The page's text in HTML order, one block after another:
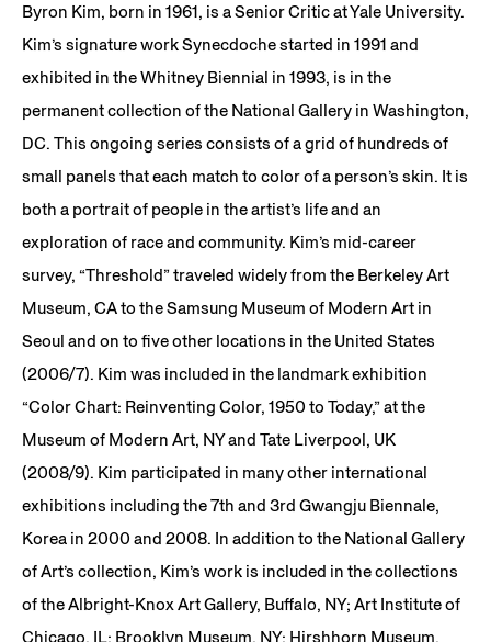
Byron Kim, born in 1961, is a Senior Critic at Yale University.
Kim’s signature work Synecdoche started in 1991 and
exhibited in the Whitney Biennial in 1993, is in the
permanent collection of the National Gallery in Washington,
DC. This ongoing series consists of a grid of hundreds of
small panels that each match to color of a person’s skin. It is
both a portrait of people in the artist’s life and an
exploration of race and community. Kim’s mid-career
survey, “Threshold” traveled widely from the Berkeley Art
Museum, CA to the Samsung Museum of Modern Art in
Seoul and on to five other locations in the United States
(2006/7). Kim was included in the landmark exhibition
“Color Chart: Reinventing Color, 1950 to Today,” at the
Museum of Modern Art, NY and Tate Liverpool, UK
(2008/9). Kim participated in many other international
exhibitions including the 7th and 3rd Gwangju Biennale,
Korea in 2000 and 2008. In addition to the National Gallery
of Art’s collection, Kim’s work is included in the collections
of the Albright-Knox Art Gallery, Buffalo, NY; Art Institute of
Chicago, IL; Brooklyn Museum, NY; Hirshhorn Museum,